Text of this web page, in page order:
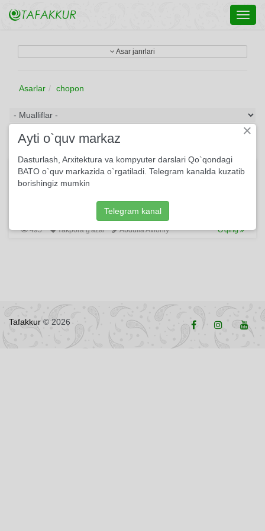
Asar janrlari
Asarlar chopon
Biz, millat
Ushbu she'rda millatimizga xos bo'lgan qusurlar fosh etiladi.
tamaddunga yuz tutishini orzu qiladi.
495 Yakpora g'azal Abdulla Avloniy O'qing
Tafakkur © 2026
×
Ayti o`quv markaz
Dasturlash, Arxitektura va kompyuter darslari Qo`qondagi
BATO o`quv markazida o`rgatiladi. Telegram kanalda kuzatib
borishingiz mumkin
Telegram kanal